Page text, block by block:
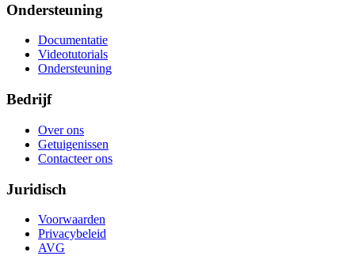
Ondersteuning
Documentatie
Videotutorials
Ondersteuning
Bedrijf
Over ons
Getuigenissen
Contacteer ons
Juridisch
Voorwaarden
Privacybeleid
AVG